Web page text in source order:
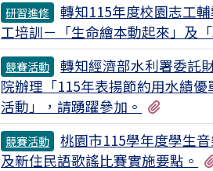
研習進修
轉知115年度校園志工
工培訓－「生命繪本動起來」及
競賽活動
轉知經濟部水利署委託
院辦理「115年表揚節約用水績
活動」，請踴躍參加。
競賽活動
桃園市115學年度學生
及新住民語歌謠比賽實施要點。